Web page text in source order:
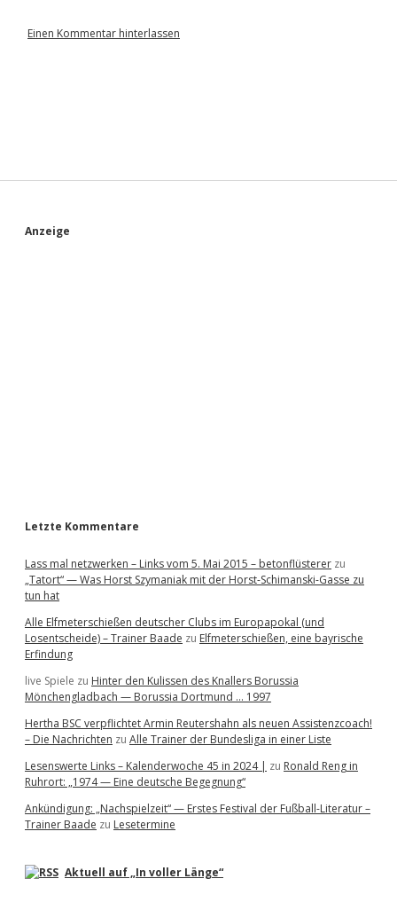
Einen Kommentar hinterlassen
S
Anzeige
Letzte Kommentare
Lass mal netzwerken – Links vom 5. Mai 2015 – betonflüsterer zu
„Tatort“ — Was Horst Szymaniak mit der Horst-Schimanski-Gasse zu
tun hat
Alle Elfmeterschießen deutscher Clubs im Europapokal (und
Losentscheide) – Trainer Baade zu Elfmeterschießen, eine bayrische
Erfindung
live Spiele zu Hinter den Kulissen des Knallers Borussia
Mönchengladbach — Borussia Dortmund … 1997
Hertha BSC verpflichtet Armin Reutershahn als neuen Assistenzcoach!
– Die Nachrichten zu Alle Trainer der Bundesliga in einer Liste
Lesenswerte Links – Kalenderwoche 45 in 2024 | zu Ronald Reng in
Ruhrort: „1974 — Eine deutsche Begegnung“
Ankündigung: „Nachspielzeit“ — Erstes Festival der Fußball-Literatur –
Trainer Baade zu Lesetermine
Aktuell auf „In voller Länge“